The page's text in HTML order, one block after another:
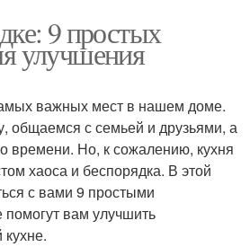
9 простых
улучшения
важных мест в нашем доме.
общаемся с семьей и друзьями, а
времени. Но, к сожалению, кухня
хаоса и беспорядка. В этой
с вами 9 простыми
вам улучшить